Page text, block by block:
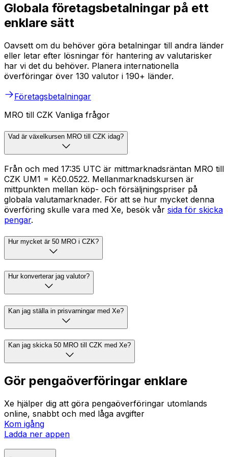
Globala företagsbetalningar på ett
enklare sätt
Oavsett om du behöver göra betalningar till andra länder
eller letar efter lösningar för hantering av valutarisker
har vi det du behöver. Planera internationella
överföringar över 130 valutor i 190+ länder.
Företagsbetalningar
MRO till CZK Vanliga frågor
Vad är växelkursen MRO till CZK idag?
Från och med 17:35 UTC är mittmarknadsräntan MRO till
CZK UM1 = Kč0.0522. Mellanmarknadskursen är
mittpunkten mellan köp- och försäljningspriser på
globala valutamarknader. För att se hur mycket denna
överföring skulle vara med Xe, besök vår sida för skicka
pengar.
Hur mycket är 50 MRO i CZK?
Hur konverterar jag valutor?
Kan jag ställa in prisvarningar med Xe?
Kan jag skicka 50 MRO till CZK med Xe?
Gör pengaöverföringar enklare
Xe hjälper dig att göra pengaöverföringar utomlands
online, snabbt och med låga avgifter
Kom igång
Ladda ner appen